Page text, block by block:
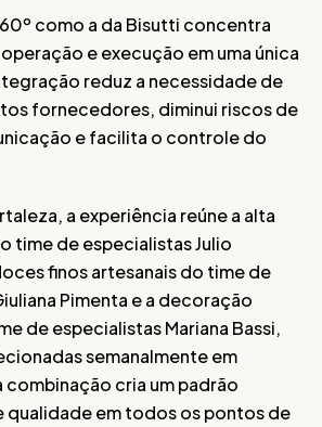
como a da Bisutti concentra
e execução em uma única
reduz a necessidade de
fornecedores, diminui riscos de
e facilita o controle do
a experiência reúne a alta
time de especialistas Julio
finos artesanais do time de
Pimenta e a decoração
de especialistas Mariana Bassi,
semanalmente em
combinação cria um padrão
qualidade em todos os pontos de